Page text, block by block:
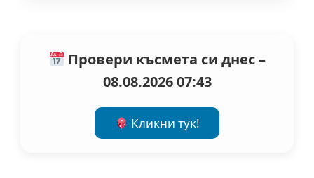
Провери късмета си днес –
08.08.2026 07:43
Кликни тук!